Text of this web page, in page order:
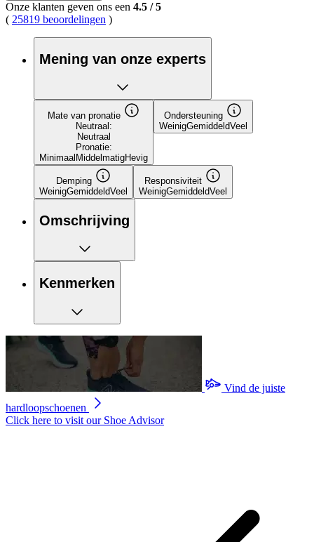
Onze klanten geven ons een 4.5 /5
( 25819 beoordelingen )
Mening van onze experts
Mate van pronatie
Neutraal:
Neutraal
Pronatie:
Minimaal MiddelmatigHevig
Ondersteuning
WeinigGemiddeldVeel
Demping
WeinigGemiddeldVeel
Responsiviteit
WeinigGemiddeldVeel
Omschrijving
Kenmerken
Vind de juiste
hardloopschoenen
Click here to visit our Shoe Advisor